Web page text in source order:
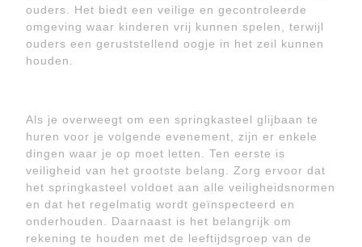
ouders. Het biedt een veilige en gecontroleerde
omgeving waar kinderen vrij kunnen spelen, terwijl
ouders een geruststellend oogje in het zeil kunnen
houden.
Als je overweegt om een springkasteel glijbaan te
huren voor je volgende evenement, zijn er enkele
dingen waar je op moet letten. Ten eerste is
veiligheid van het grootste belang. Zorg ervoor dat
het springkasteel voldoet aan alle veiligheidsnormen
en dat het regelmatig wordt geïnspecteerd en
onderhouden. Daarnaast is het belangrijk om
rekening te houden met de leeftijdsgroep van de